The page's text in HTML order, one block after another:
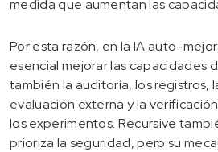
medida que aumentan las
Por esta razón, en la IA auto-
esencial mejorar las capacidades
también la auditoría, los registros,
evaluación externa y la
los experimentos. Recursive
prioriza la seguridad, pero su